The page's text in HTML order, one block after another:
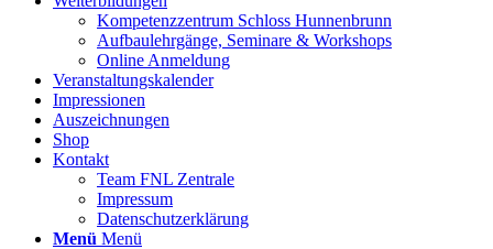
Kompetenzzentrum Schloss Hunnenbrunn
Aufbaulehrgänge, Seminare & Workshops
Online Anmeldung
Veranstaltungskalender
Impressionen
Auszeichnungen
Shop
Kontakt
Team FNL Zentrale
Impressum
Datenschutzerklärung
Menü Menü